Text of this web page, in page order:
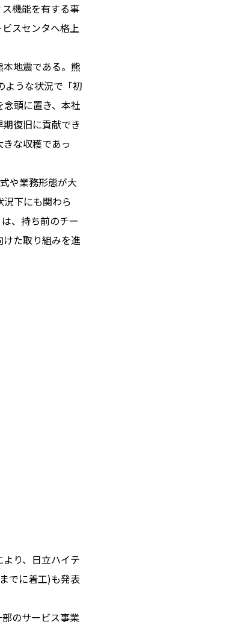
機能を有する事
スセンタへ格上
地震である。熊
ような状況で「初
頭に置き、本社
復旧に貢献でき
な収穫であっ
や業務形態が大
下にも関わら
、持ち前のチー
た取り組みを進
り、日立ハイテ
でに着工)も発表
のサービス事業